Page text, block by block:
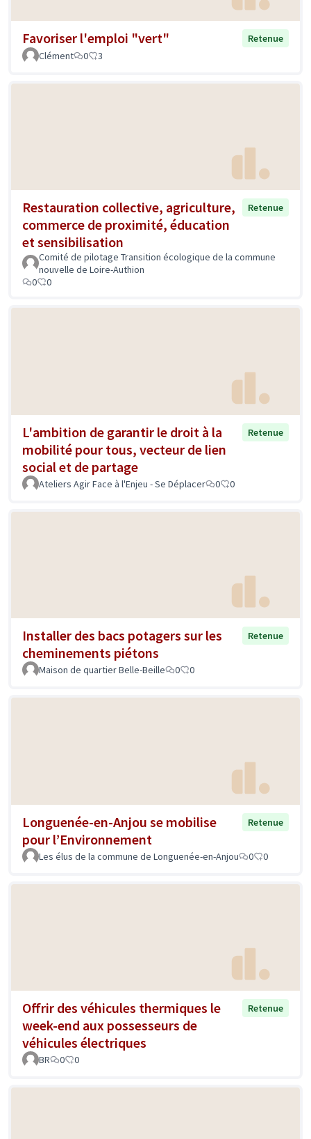
Favoriser l'emploi "vert"
Retenue
Clément
0 3
Restauration collective, agriculture,
commerce de proximité, éducation
et sensibilisation
Retenue
Comité de pilotage Transition écologique de la commune
nouvelle de Loire-Authion
0
0
L'ambition de garantir le droit à la
mobilité pour tous, vecteur de lien
social et de partage
Retenue
Ateliers Agir Face à l'Enjeu - Se Déplacer 0 0
Installer des bacs potagers sur les
cheminements piétons
Retenue
Maison de quartier Belle-Beille 0 0
Longuenée-en-Anjou se mobilise
pour l’Environnement
Retenue
Les élus de la commune de Longuenée-en-Anjou 0 0
Offrir des véhicules thermiques le
week-end aux possesseurs de
véhicules électriques
Retenue
BR 0 0